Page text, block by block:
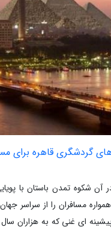
گردشگری قاهره برای
آن شکوه تمدن باستان با
مسافران را از سراسر
ای غنی که به هزاران